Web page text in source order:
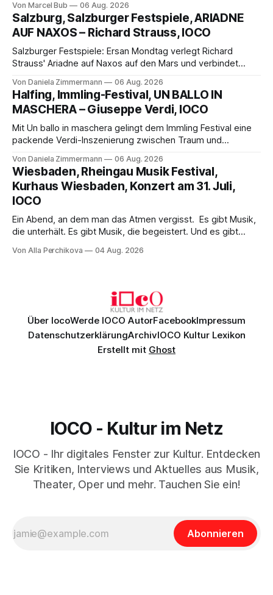
eine bildgewaltige Inszenierung, Maxime Pascal entfaltet
die komplexe Partitur eindrucksvoll, Philippe Sly berührt als
Franziskus.
Von Marcel Bub 06 Aug. 2026
Salzburg, Salzburger Festspiele, ARIADNE
AUF NAXOS – Richard Strauss, IOCO
Salzburger Festspiele: Ersan Mondtag verlegt Richard
Strauss' Ariadne auf Naxos auf den Mars und verbindet
Aufführung mit starken Solisten und den Wiener
Philharmonikern, szenisch bleibt der zweite Akt jedoch
hinter den Erwartungen zurück.
Von Daniela Zimmermann 06 Aug. 2026
Halfing, Immling-Festival, UN BALLO IN
MASCHERA – Giuseppe Verdi, IOCO
Mit Un ballo in maschera gelingt dem Immling Festival eine
packende Verdi-Inszenierung zwischen Traum und
psychologische Tiefe mit starken Bildern, getragen von
einem spielfreudigen Ensemble und einer musikalisch
überzeugenden Gesamtleistung.
Von Daniela Zimmermann 06 Aug. 2026
Wiesbaden, Rheingau Musik Festival,
Kurhaus Wiesbaden, Konzert am 31. Juli,
IOCO
Ein Abend, an dem man das Atmen vergisst. Es gibt Musik,
die unterhält. Es gibt Musik, die begeistert. Und es gibt
Genau so war der Abend im Kurhaus Wiesbaden, an dem
Von Alla Perchikova 04 Aug. 2026
Über IocoWerde IOCO AutorFacebookImpressum
DatenschutzerklärungArchivIOCO Kultur Lexikon
Erstellt mit Ghost
IOCO - Kultur im Netz
IOCO - Ihr digitales Fenster zur Kultur. Entdecken
Sie Kritiken, Interviews und Aktuelles aus Musik,
Theater, Oper und mehr. Tauchen Sie ein!
Abonnieren